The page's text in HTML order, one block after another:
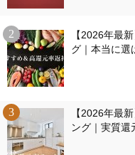
【2026年最
グ｜本当に選
【2026年最
ング｜実質還